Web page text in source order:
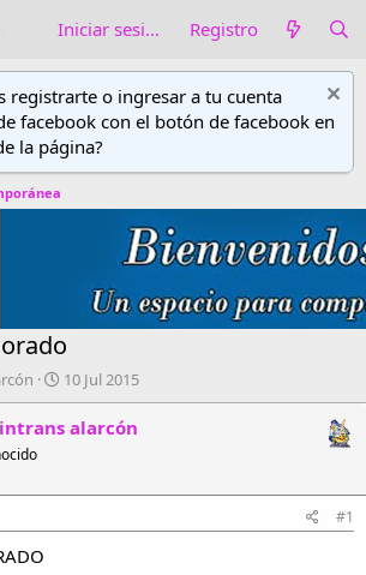
Iniciar sesión Registro
registrarte o ingresar a tu cuenta
facebook con el botón de facebook en
la página?
F
e
c
i
10 Jul 2015
alarcón
#1